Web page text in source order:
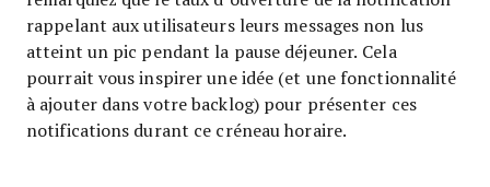
rappelant aux utilisateurs leurs messages non lus
atteint un pic pendant la pause déjeuner. Cela
pourrait vous inspirer une idée (et une fonctionnalité
à ajouter dans votre backlog) pour présenter ces
notifications durant ce créneau horaire.